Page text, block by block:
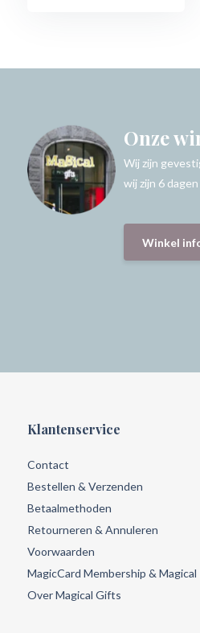
Onze
Wij zijn
wij zijn 6
Winkel
Klantenservice
Contact
Bestellen & Verzenden
Betaalmethoden
Retourneren & Annuleren
Voorwaarden
MagicCard Membership &
Over Magical Gifts